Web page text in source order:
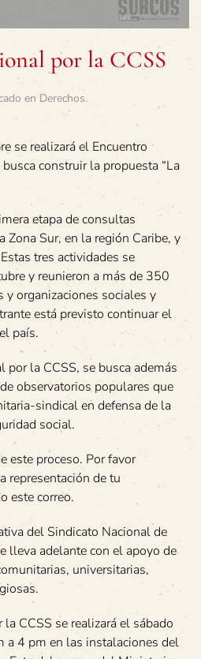
por la CCSS
en Derechos.
se realizará el Encuentro
construir la propuesta “La
etapa de consultas
Zona Sur, en la región Caribe, y
tres actividades se
y reunieron a más de 350
y organizaciones sociales y
está previsto continuar el
país.
por la CCSS, se busca además
observatorios populares que
sindical en defensa de la
social.
este proceso. Por favor
representación de tu
este correo.
del Sindicato Nacional de
lleva adelante con el apoyo de
universitarias,
CCSS se realizará el sábado
a 4 pm en las instalaciones del